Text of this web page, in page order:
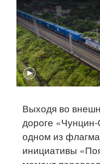
Выходя во
дороге
одном из
инициативы